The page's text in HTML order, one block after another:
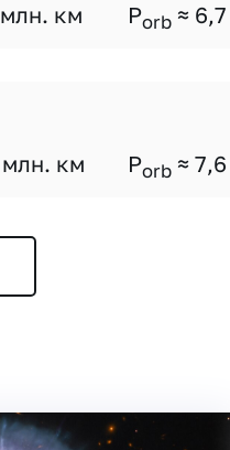
млн. км Porb ≈ 6,7
млн. км Porb ≈ 7,6